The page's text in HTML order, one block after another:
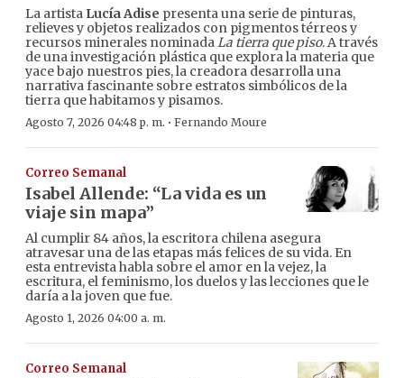
La artista Lucía Adise presenta una serie de pinturas,
relieves y objetos realizados con pigmentos térreos y
recursos minerales nominadaLa tierra que piso. A través
de una investigación plástica que explora la materia que
yace bajo nuestros pies, la creadora desarrolla una
narrativa fascinante sobre estratos simbólicos de la
tierra que habitamos y pisamos.
Agosto 7, 2026 04:48 p. m. · Fernando Moure
Correo Semanal
Isabel Allende: “La vida es un
viaje sin mapa”
Al cumplir 84 años, la escritora chilena asegura
atravesar una de las etapas más felices de su vida. En
esta entrevista habla sobre el amor en la vejez, la
escritura, el feminismo, los duelos y las lecciones que le
daría a la joven que fue.
Agosto 1, 2026 04:00 a. m.
Correo Semanal